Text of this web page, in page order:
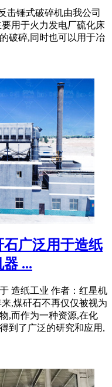
击锤式破碎机由我公司
用于火力发电厂硫化床
破碎,同时也可以用于冶
广泛用于造纸
...
造纸工业 作者：红星机
,煤矸石不再仅仅被视为
,而作为一种资源,在化
到了广泛的研究和应用,